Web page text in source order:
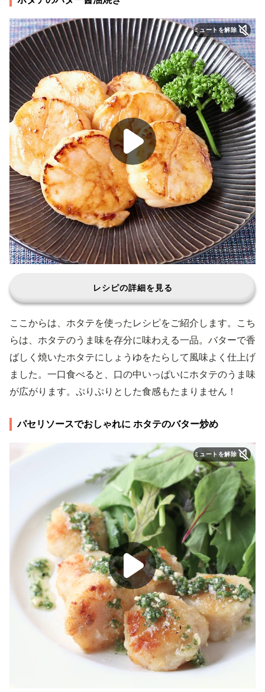
ミュートを解除
レシピの詳細を見る
ここからは、ホタテを使ったレシピをご紹介します。こち
らは、ホタテのうま味を存分に味わえる一品。バターで香
ばしく焼いたホタテにしょうゆをたらして風味よく仕上げ
ました。一口食べると、口の中いっぱいにホタテのうま味
が広がります。ぷりぷりとした食感もたまりません！
パセリソースでおしゃれに ホタテのバター炒め
ミュートを解除